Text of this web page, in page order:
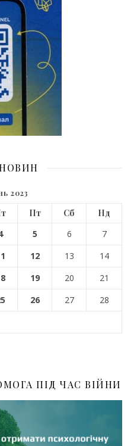
2023
Пт Сб
Нд
5 6
7
12 13
14
19 20
21
26 27
28
ПІД ЧАС ВІЙНИ